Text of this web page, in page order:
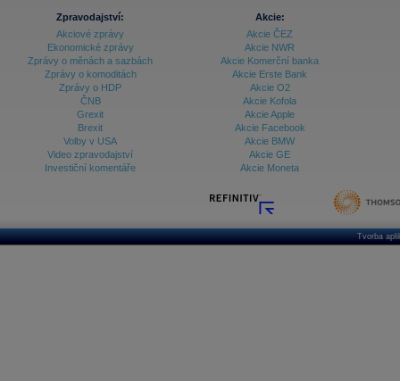
Zpravodajství:
Akciové zprávy
Ekonomické zprávy
Zprávy o měnách a sazbách
Zprávy o komoditách
Zprávy o HDP
ČNB
Grexit
Brexit
Volby v USA
Video zpravodajství
Investiční komentáře
Akcie:
Akcie ČEZ
Akcie NWR
Akcie Komerční banka
Akcie Erste Bank
Akcie O2
Akcie Kofola
Akcie Apple
Akcie Facebook
Akcie BMW
Akcie GE
Akcie Moneta
Tvorba